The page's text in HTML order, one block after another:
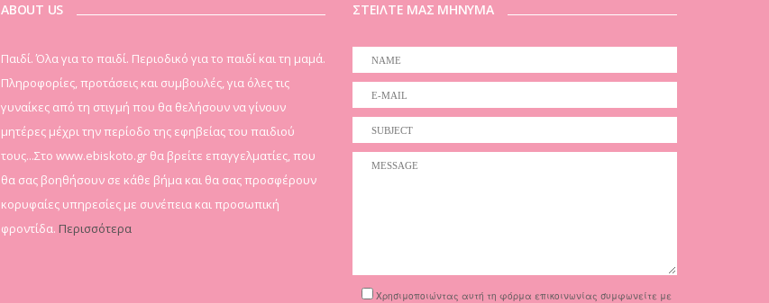
ABOUT US
Παιδί. Όλα για το παιδί. Περιοδικό για το παιδί και τη μαμά.
Πληροφορίες, προτάσεις και συμβουλές, για όλες τις
γυναίκες από τη στιγμή που θα θελήσουν να γίνουν
μητέρες μέχρι την περίοδο της εφηβείας του παιδιού
τους...Στο www.ebiskoto.gr θα βρείτε επαγγελματίες, που
θα σας βοηθήσουν σε κάθε βήμα και θα σας προσφέρουν
κορυφαίες υπηρεσίες με συνέπεια και προσωπική
φροντίδα. Περισσότερα
ΣΤΕΙΛΤΕ ΜΑΣ ΜΗΝΥΜΑ
Χρησιμοποιώντας αυτή τη φόρμα επικοινωνίας συμφωνείτε με